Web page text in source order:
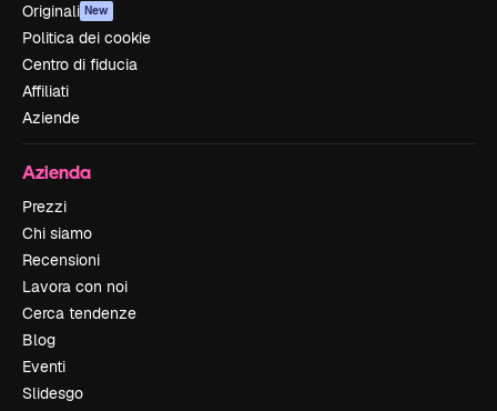
Originali New
Politica dei cookie
Centro di fiducia
Affiliati
Aziende
Azienda
Prezzi
Chi siamo
Recensioni
Lavora con noi
Cerca tendenze
Blog
Eventi
Slidesgo